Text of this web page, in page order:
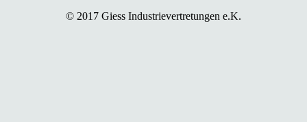
© 2017 Giess Industrievertretungen e.K.